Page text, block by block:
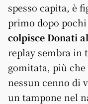
spesso capita, è
primo dopo
colpisce Donati
replay sembra in
gomitata, più che
nessun cenno di
un tampone nel